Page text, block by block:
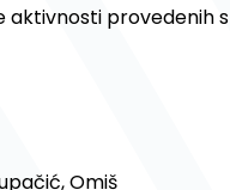
aktivnosti provedenih s
Omiš